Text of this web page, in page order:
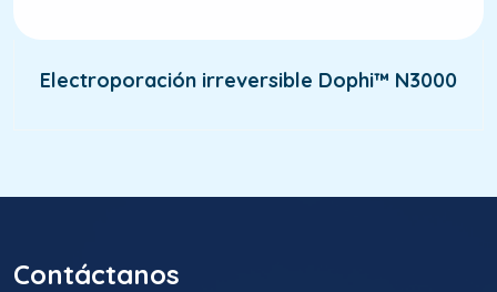
Electroporación irreversible Dophi™ N3000
Contáctanos